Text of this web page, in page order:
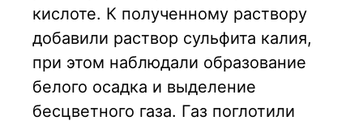
кислоте. К полученному раствору
добавили раствор сульфита калия,
при этом наблюдали образование
белого осадка и выделение
бесцветного газа. Газ поглотили